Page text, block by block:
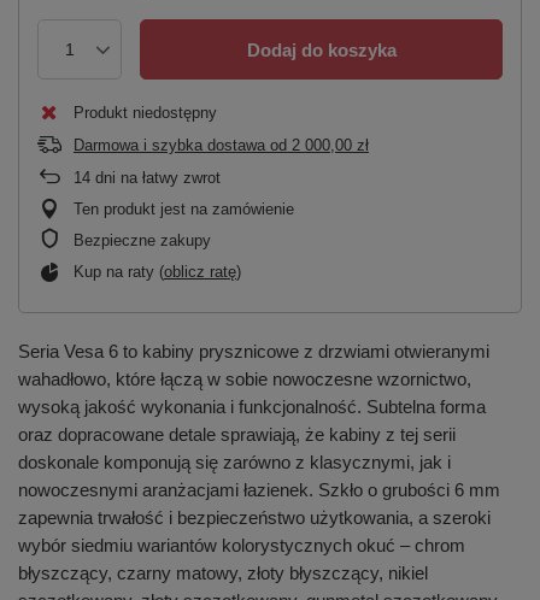
Dodaj do koszyka
Produkt niedostępny
Darmowa i szybka dostawa od 2 000,00 zł
14 dni na łatwy zwrot
Ten produkt jest na zamówienie
Bezpieczne zakupy
Kup na raty (oblicz ratę)
Seria Vesa 6 to kabiny prysznicowe z drzwiami otwieranymi
wahadłowo, które łączą w sobie nowoczesne wzornictwo,
wysoką jakość wykonania i funkcjonalność. Subtelna forma
oraz dopracowane detale sprawiają, że kabiny z tej serii
doskonale komponują się zarówno z klasycznymi, jak i
nowoczesnymi aranżacjami łazienek. Szkło o grubości 6 mm
zapewnia trwałość i bezpieczeństwo użytkowania, a szeroki
wybór siedmiu wariantów kolorystycznych okuć – chrom
błyszczący, czarny matowy, złoty błyszczący, nikiel